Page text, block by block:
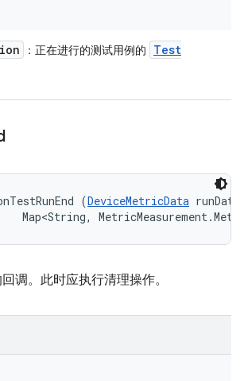
：正在进行的测试用例的
Test
(DeviceMetricData
Map<String,
调。此时应执行清理操作。